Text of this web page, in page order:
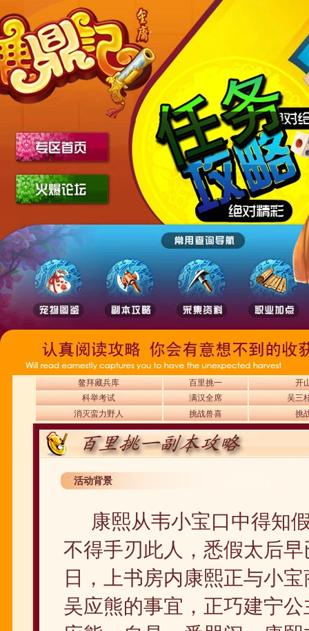
鳌拜藏兵库 百里挑一
开
科举考试
满汉全席
吴三
消灭蛮力野人
挑战兽喜 挑
活动背景
康熙从韦小宝口中得知
不得手刃此人，悉假太后
日，上书房内康熙正与小
吴应熊的事宜，正巧建宁